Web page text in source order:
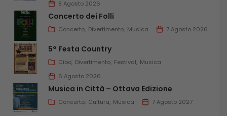
8 Agosto 2026
Concerto dei Folli
Concerto Divertimento Musica 7 Agosto 2026
5° Festa Country
Cibo Divertimento Festival Musica
6 Agosto 2026
Musica in Città – Ottava Edizione
Concerto Cultura Musica 7 Agosto 2027